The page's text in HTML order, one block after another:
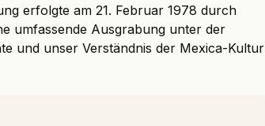
erfolgte am 21. Februar 1978 durch
umfassende Ausgrabung unter der
und unser Verständnis der Mexica-Kultur